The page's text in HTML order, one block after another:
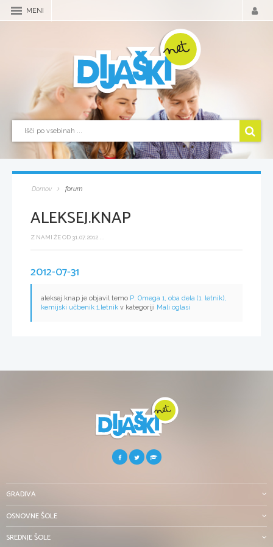
MENI
Domov forum
ALEKSEJ.KNAP
Z NAMI ŽE OD 31.07.2012 ...
2012-07-31
aleksej.knap je objavil temo P: Omega 1, oba dela (1. letnik),
kemijski učbenik 1.letnik v kategoriji Mali oglasi
GRADIVA
OSNOVNE ŠOLE
SREDNJE ŠOLE